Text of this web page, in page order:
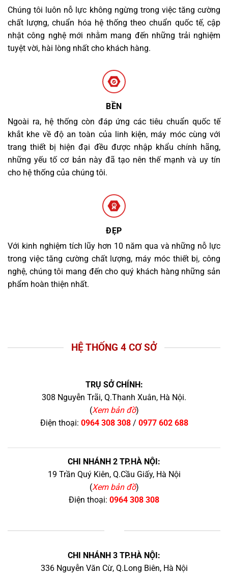
Chúng tôi luôn nỗ lực không ngừng trong việc tăng cường
chất lượng, chuẩn hóa hệ thống theo chuẩn quốc tế, cập
nhật công nghệ mới nhằm mang đến những trải nghiệm
tuyệt vời, hài lòng nhất cho khách hàng.
BỀN
Ngoài ra, hệ thống còn đáp ứng các tiêu chuẩn quốc tế
khắt khe về độ an toàn của linh kiện, máy móc cùng với
trang thiết bị hiện đại đều được nhập khẩu chính hãng,
những yếu tố cơ bản này đã tạo nên thế mạnh và uy tín
cho hệ thống của chúng tôi.
ĐẸP
Với kinh nghiệm tích lũy hơn 10 năm qua và những nỗ lực
trong việc tăng cường chất lượng, máy móc thiết bị, công
nghệ, chúng tôi mang đến cho quý khách hàng những sản
phẩm hoàn thiện nhất.
HỆ THỐNG 4 CƠ SỞ
TRỤ SỞ CHÍNH:
308 Nguyễn Trãi, Q.Thanh Xuân, Hà Nội.
(Xem bản đồ)
Điện thoại: 0964 308 308/ 0977 602 688
CHI NHÁNH 2 TP.HÀ NỘI:
19 Trần Quý Kiên, Q.Cầu Giấy, Hà Nội
(Xem bản đồ)
Điện thoại: 0964 308 308
CHI NHÁNH 3 TP.HÀ NỘI:
336 Nguyễn Văn Cừ, Q.Long Biên, Hà Nội